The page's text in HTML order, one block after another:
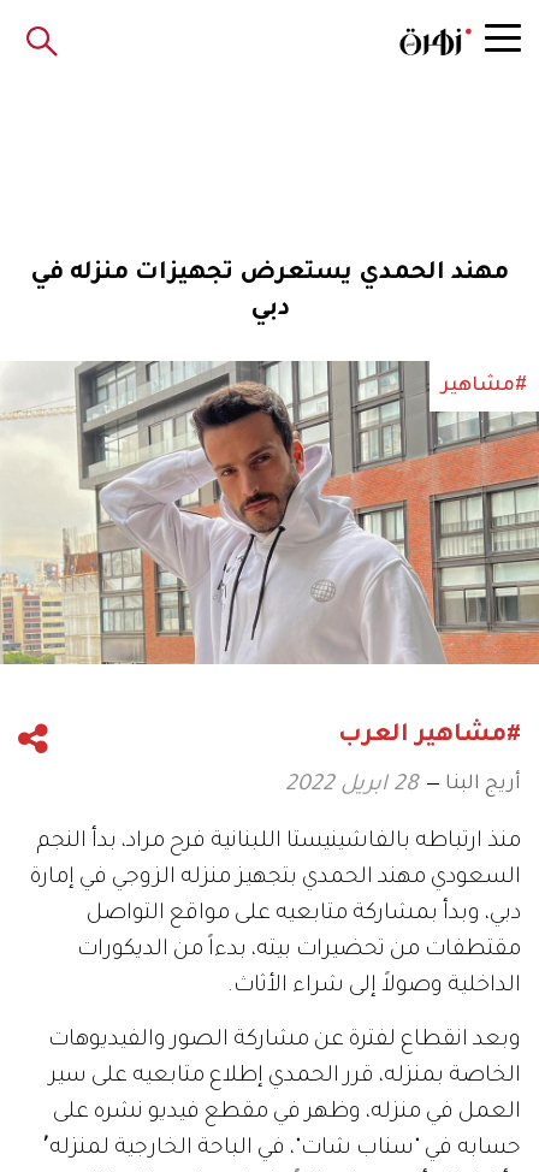
مهند الحمدي يستعرض تجهيزات منزله في
دبي
#مشاهير
#مشاهير العرب
أريج البنا 28 ابريل 2022
منذ ارتباطه بالفاشينيستا اللبنانية فرح مراد، بدأ النجم
السعودي مهند الحمدي بتجهيز منزله الزوجي في إمارة
دبي، وبدأ بمشاركة متابعيه على مواقع التواصل
مقتطفات من تحضيرات بيته، بدءاً من الديكورات
الداخلية وصولاً إلى شراء الأثاث.
وبعد انقطاع لفترة عن مشاركة الصور والفيديوهات
الخاصة بمنزله، قرر الحمدي إطلاع متابعيه على سير
العمل في منزله، وظهر في مقطع فيديو نشره على